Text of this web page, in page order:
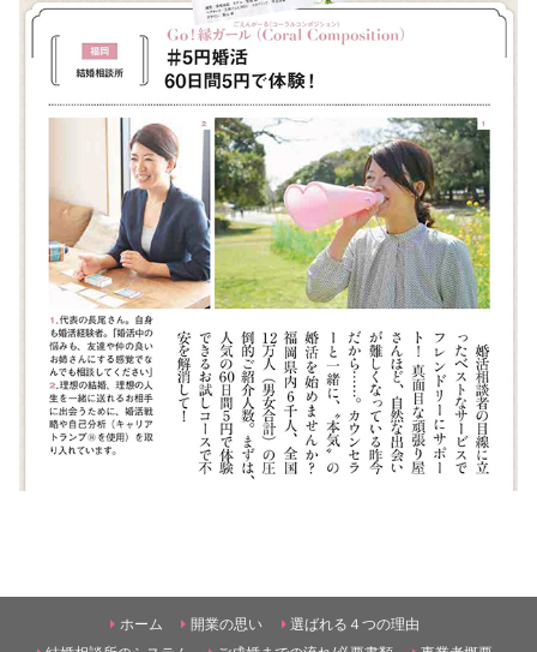
ホーム 開業の思い
選ばれる４つの理由